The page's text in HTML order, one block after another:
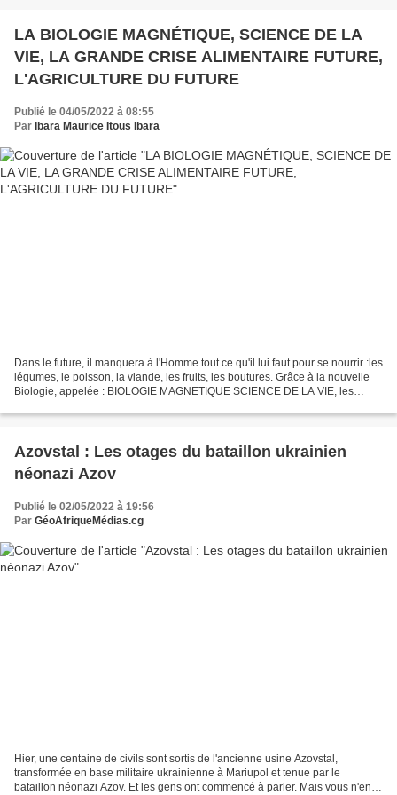
LA BIOLOGIE MAGNÉTIQUE, SCIENCE DE LA
VIE, LA GRANDE CRISE ALIMENTAIRE FUTURE,
L'AGRICULTURE DU FUTURE
Publié le 04/05/2022 à 08:55
Par Ibara Maurice Itous Ibara
Dans le future, il manquera à l'Homme tout ce qu'il lui faut pour se nourrir :les
légumes, le poisson, la viande, les fruits, les boutures. Grâce à la nouvelle
Biologie, appelée : BIOLOGIE MAGNETIQUE SCIENCE DE LA VIE, les
Azovstal : Les otages du bataillon ukrainien
néonazi Azov
Publié le 02/05/2022 à 19:56
Par GéoAfriqueMédias.cg
Hier, une centaine de civils sont sortis de l'ancienne usine Azovstal,
transformée en base militaire ukrainienne à Mariupol et tenue par le
bataillon néonazi Azov. Et les gens ont commencé à parler. Mais vous n'en